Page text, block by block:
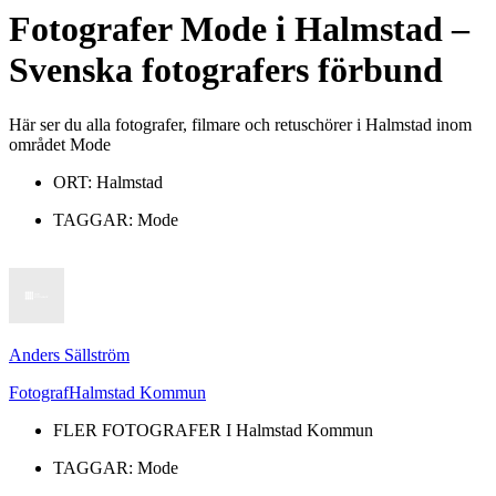
FotograferMode i Halmstad–
Svenska fotografers förbund
Här ser du alla fotografer, filmare och retuschörer i Halmstad inom
området Mode
ORT: Halmstad
TAGGAR: Mode
Anders Sällström
FotografHalmstad Kommun
FLER FOTOGRAFER I Halmstad Kommun
TAGGAR: Mode